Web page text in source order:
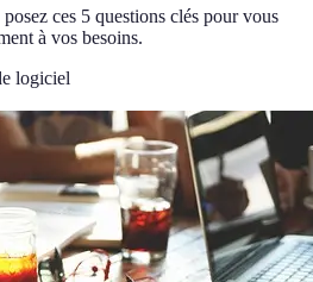
ces 5 questions clés pour vous
à vos besoins.
logiciel